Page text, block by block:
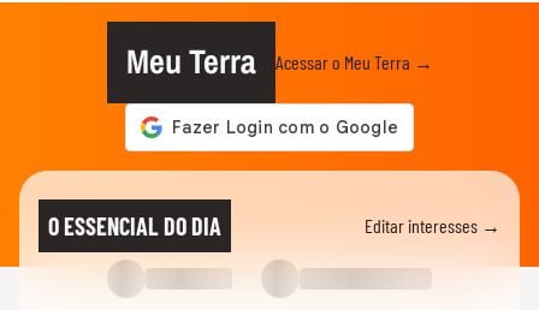
Meu Terra Acessar o Meu Terra →
O ESSENCIAL DO DIA Editar interesses →